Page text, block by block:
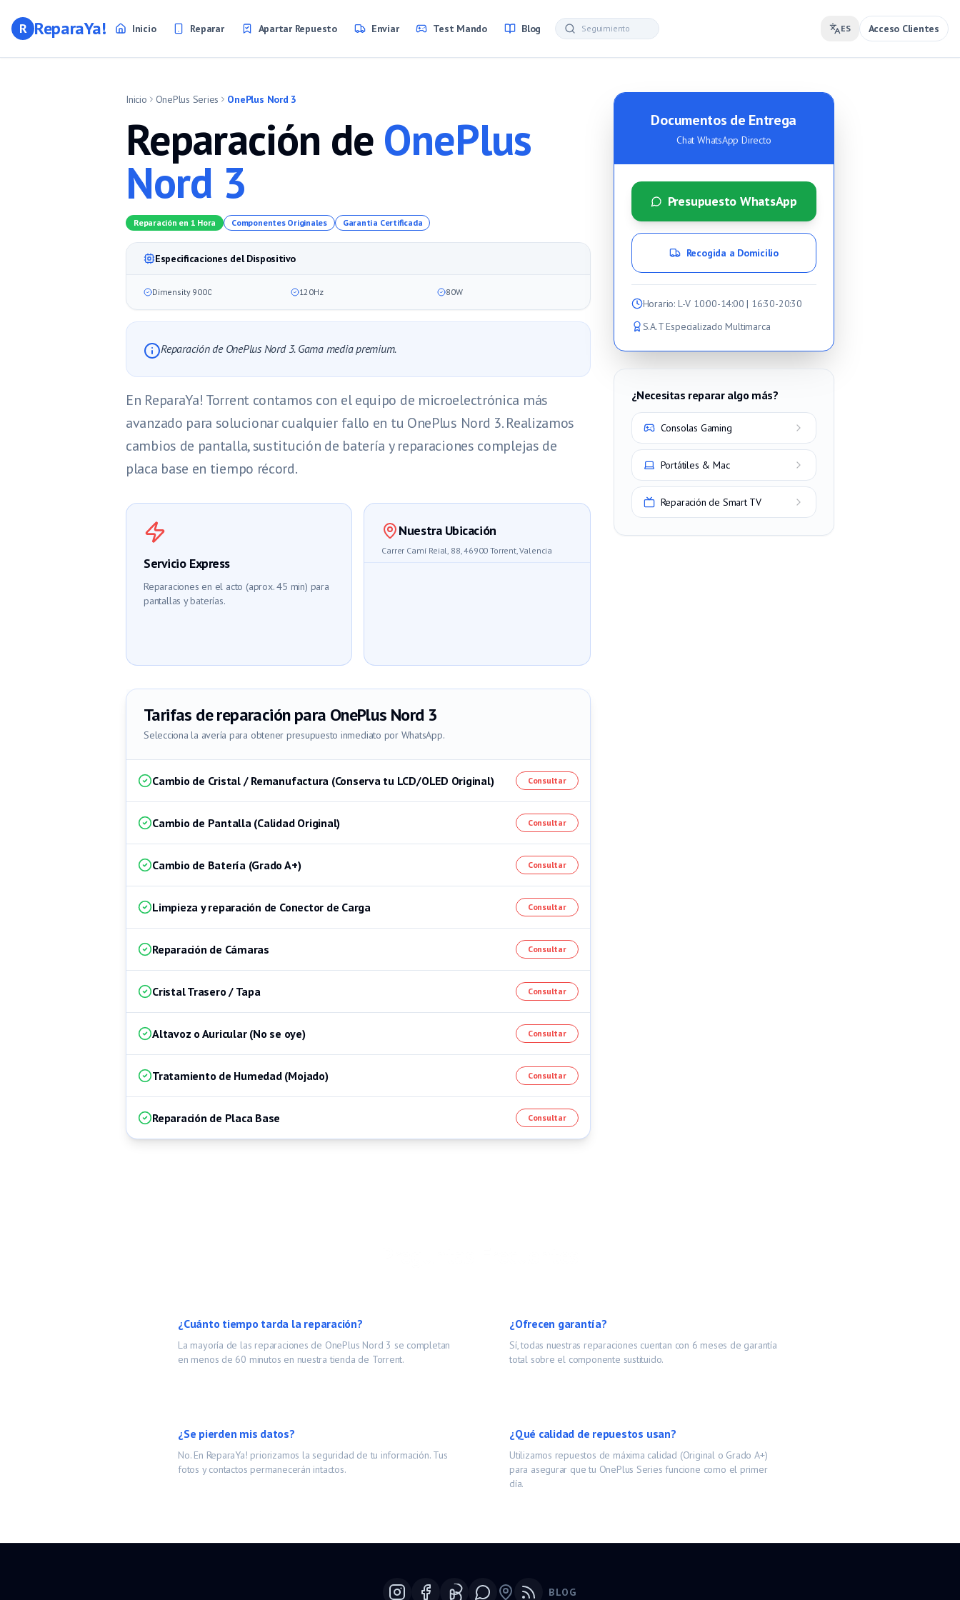
R ReparaYa! Inicio Reparar Apartar Repuesto Enviar Test Mando Blog ES Acceso Clientes
Inicio OnePlus Series OnePlus Nord 3
Reparación de OnePlus
Nord 3
Reparación en 1 Hora Componentes Originales Garantía Certificada
Especificaciones del Dispositivo
Dimensity 9000 120Hz 80W
Reparación de OnePlus Nord 3. Gama media premium.
En ReparaYa! Torrent contamos con el equipo de microelectrónica más
avanzado para solucionar cualquier fallo en tu OnePlus Nord 3. Realizamos
cambios de pantalla, sustitución de batería y reparaciones complejas de
placa base en tiempo récord.
Servicio Express
Reparaciones en el acto (aprox. 45 min) para
pantallas y baterías.
Nuestra Ubicación
Carrer Camí Reial, 88, 46900 Torrent, Valencia
Tarifas de reparación para OnePlus Nord 3
Selecciona la avería para obtener presupuesto inmediato por WhatsApp.
Cambio de Cristal / Remanufactura (Conserva tu LCD/OLED Original) Consultar
Cambio de Pantalla (Calidad Original) Consultar
Cambio de Batería (Grado A+) Consultar
Limpieza y reparación de Conector de Carga Consultar
Reparación de Cámaras Consultar
Cristal Trasero / Tapa Consultar
Altavoz o Auricular (No se oye) Consultar
Tratamiento de Humedad (Mojado) Consultar
Reparación de Placa Base Consultar
Documentos de Entrega
Chat WhatsApp Directo
Presupuesto WhatsApp
Recogida a Domicilio
Horario: L-V 10:00-14:00 | 16:30-20:30
S.A.T Especializado Multimarca
¿Necesitas reparar algo más?
Consolas Gaming
Portátiles & Mac
Reparación de Smart TV
¿Cuánto tiempo tarda la reparación?
La mayoría de las reparaciones de OnePlus Nord 3 se completan
en menos de 60 minutos en nuestra tienda de Torrent.
¿Ofrecen garantía?
Sí, todas nuestras reparaciones cuentan con 6 meses de garantía
total sobre el componente sustituido.
¿Se pierden mis datos?
No. En ReparaYa! priorizamos la seguridad de tu información. Tus
fotos y contactos permanecerán intactos.
¿Qué calidad de repuestos usan?
Utilizamos repuestos de máxima calidad (Original o Grado A+)
para asegurar que tu OnePlus Series funcione como el primer
día.
BLOG